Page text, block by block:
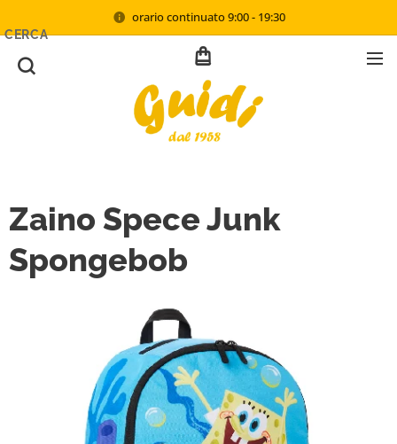
orario continuato 9:00 - 19:30
CERCA
Zaino Spece Junk
Spongebob